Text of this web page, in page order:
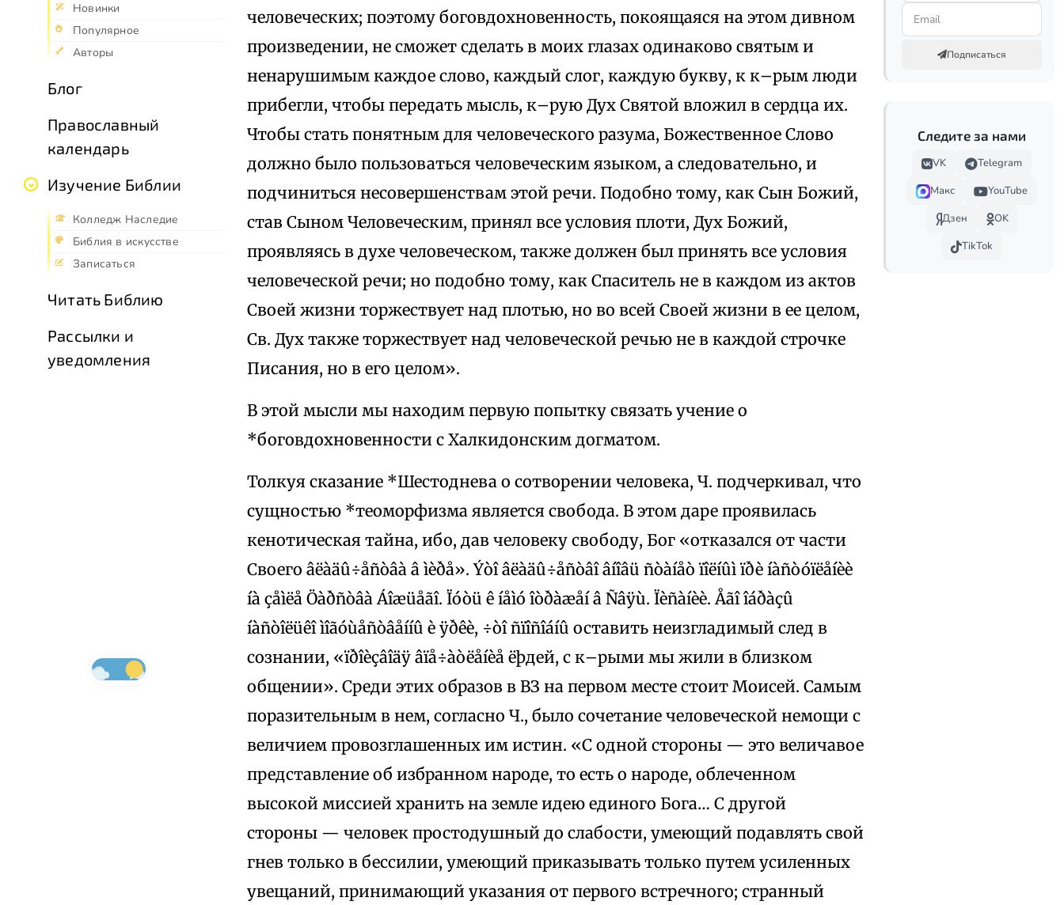
Новинки
Популярное
Авторы
Блог
Православный
календарь
Изучение Библии
Колледж Наследие
Библия в искусстве
Записаться
Читать Библию
Рассылки и
уведомления
человеческих; поэтому боговдохновенность, покоящаяся на этом дивном
произведении, не сможет сделать в моих глазах одинаково святым и
ненарушимым каждое слово, каждый слог, каждую букву, к к–рым люди
прибегли, чтобы передать мысль, к–рую Дух Святой вложил в сердца их.
Чтобы стать понятным для человеческого разума, Божественное Слово
должно было пользоваться человеческим языком, а следовательно, и
подчиниться несовершенствам этой речи. Подобно тому, как Сын Божий,
став Сыном Человеческим, принял все условия плоти, Дух Божий,
проявляясь в духе человеческом, также должен был принять все условия
человеческой речи; но подобно тому, как Спаситель не в каждом из актов
Своей жизни торжествует над плотью, но во всей Своей жизни в ее целом,
Св. Дух также торжествует над человеческой речью не в каждой строчке
Писания, но в его целом».
В этой мысли мы находим первую попытку связать учение о
*боговдохновенности с Халкидонским догматом.
Толкуя сказание *Шестоднева о сотворении человека, Ч. подчеркивал, что
сущностью *теоморфизма является свобода. В этом даре проявилась
кенотическая тайна, ибо, дав человеку свободу, Бог «отказался от части
Своего âëàäû÷åñòâà â ìèðå». Ýòî âëàäû÷åñòâî âíîâü ñòàíåò ïîëíûì ïðè íàñòóïëåíèè
íà çåìëå Öàðñòâà Áîæüåãî. Ïóòü ê íåìó îòðàæåí â Ñâÿù. Ïèñàíèè. Åãî îáðàçû
íàñòîëüêî ìîãóùåñòâåííû è ÿðêè, ÷òî ñïîñîáíû оставить неизгладимый след в
сознании, «ïðîèçâîäÿ âïå÷àòëåíèå ëþдей, с к–рыми мы жили в близком
общении». Среди этих образов в ВЗ на первом месте стоит Моисей. Самым
поразительным в нем, согласно Ч., было сочетание человеческой немощи с
величием провозглашенных им истин. «С одной стороны — это величавое
представление об избранном народе, то есть о народе, облеченном
высокой миссией хранить на земле идею единого Бога… С другой
стороны — человек простодушный до слабости, умеющий подавлять свой
гнев только в бессилии, умеющий приказывать только путем усиленных
увещаний, принимающий указания от первого встречного; странный
Подписаться
Следите за нами
VK
Telegram
Макс
YouTube
Дзен
OK
TikTok